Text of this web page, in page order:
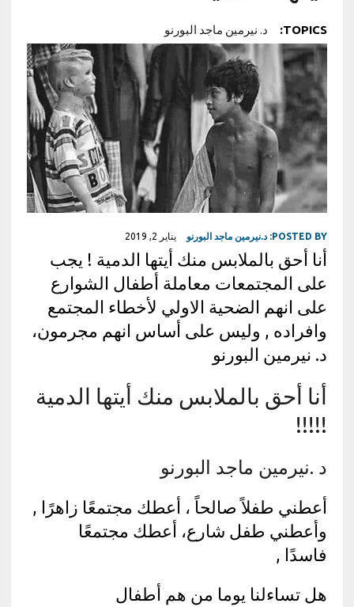
TOPICS: د. نيرمين ماجد البورنو
POSTED BY: د.نيرمين ماجد البورنو يناير 2, 2019
أنا أحق بالملابس منك أيتها الدمية ! يجب
على المجتمعات معاملة أطفال الشوارع
على انهم الضحية الاولي لأخطاء المجتمع
وافراده , وليس على أساس انهم مجرمون،
د. نيرمين البورنو
أنا أحق بالملابس منك أيتها الدمية
!!!!!
د .نيرمين ماجد البورنو
أعطني طفلاً صالحاً ، أعطك مجتمعًا زاهرًا ,
وأعطني طفل شارع، أعطك مجتمعًا
فاسدًا ,
هل تساءلنا يوما من هم أطفال